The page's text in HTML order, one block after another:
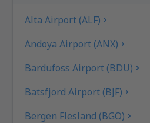
Alta Airport (ALF)
Andoya Airport (ANX)
Bardufoss Airport (BDU)
Batsfjord Airport (BJF)
Bergen Flesland (BGO)